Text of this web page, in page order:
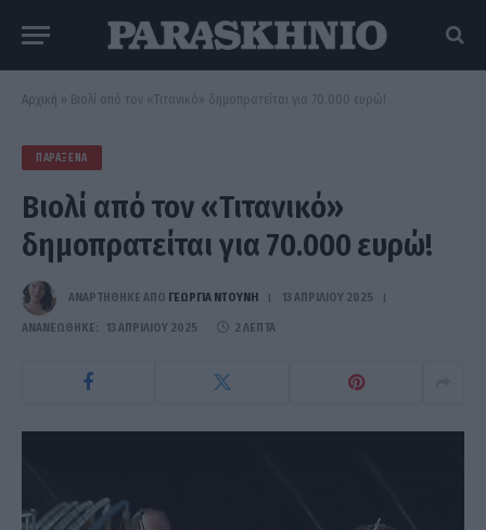
Αρχική » Βιολί από τον «Τιτανικό» δημοπρατείται για 70.000 ευρώ!
ΠΑΡΆΞΕΝΑ
Βιολί από τον «Τιτανικό»
δημοπρατείται για 70.000 ευρώ!
ΑΝΑΡΤΗΘΗΚΕ ΑΠΟ ΓΕΩΡΓΊΑ ΝΤΟΎΝΗ 13 ΑΠΡΙΛΊΟΥ 2025
ΑΝΑΝΕΏΘΗΚΕ: 13 ΑΠΡΙΛΊΟΥ 2025 2 ΛΕΠΤΆ